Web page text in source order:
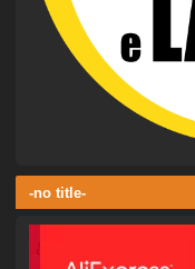
-no title-